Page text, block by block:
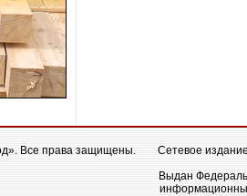
Все права защищены.
Сетевое
Выдан